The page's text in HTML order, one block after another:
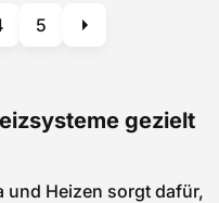
5
gezielt
und Heizen sorgt dafür,